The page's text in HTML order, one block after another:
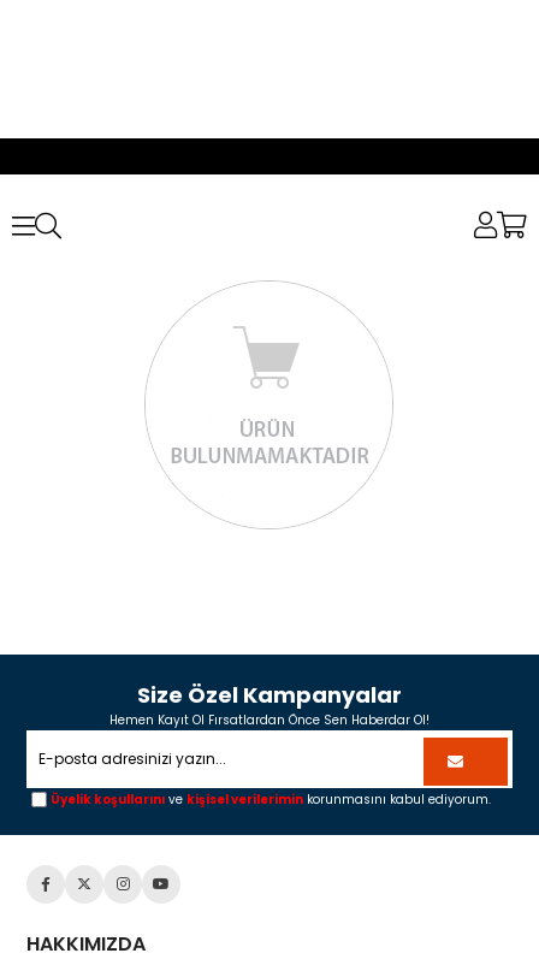
Size Özel Kampanyalar
Hemen Kayıt Ol Fırsatlardan Önce Sen Haberdar Ol!
Üyelik koşullarını ve kişisel verilerimin korunmasını kabul ediyorum.
HAKKIMIZDA